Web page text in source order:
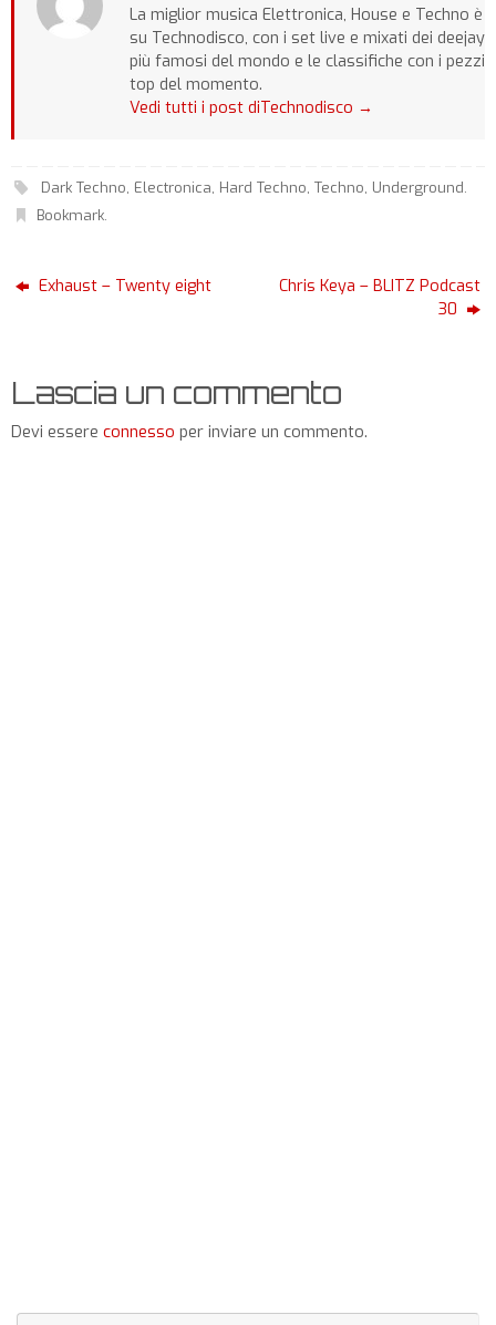
La miglior musica Elettronica, House e Techno è
su Technodisco, con i set live e mixati dei deejay
più famosi del mondo e le classifiche con i pezzi
top del momento.
Vedi tutti i post diTechnodisco →
Dark Techno, Electronica, Hard Techno, Techno, Underground.
Bookmark.
Exhaust – Twenty eight
Chris Keya – BLITZ Podcast
30
Lascia un commento
Devi essere connesso per inviare un commento.